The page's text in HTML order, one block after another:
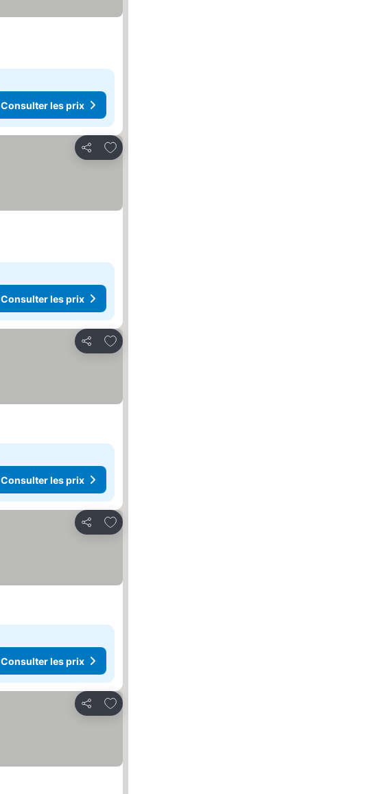
Consulter les prix
Partager
Ajouter à mes favoris
Consulter les prix
Partager
Ajouter à mes favoris
Consulter les prix
Partager
Ajouter à mes favoris
Consulter les prix
Partager
Ajouter à mes favoris